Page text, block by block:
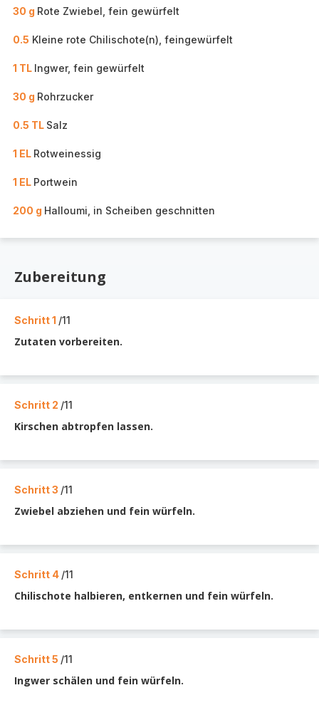
30 g Rote Zwiebel, fein gewürfelt
0.5 Kleine rote Chilischote(n), feingewürfelt
1 TL Ingwer, fein gewürfelt
30 g Rohrzucker
0.5 TL Salz
1 EL Rotweinessig
1 EL Portwein
200 g Halloumi, in Scheiben geschnitten
Zubereitung
Schritt 1 /11
Zutaten vorbereiten.
Schritt 2 /11
Kirschen abtropfen lassen.
Schritt 3 /11
Zwiebel abziehen und fein würfeln.
Schritt 4 /11
Chilischote halbieren, entkernen und fein würfeln.
Schritt 5 /11
Ingwer schälen und fein würfeln.